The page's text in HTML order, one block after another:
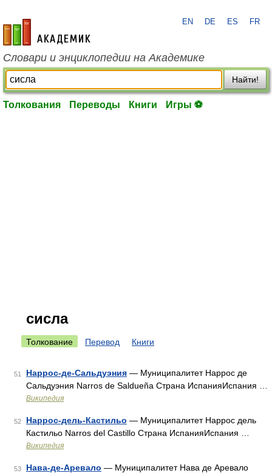
academic.ru
EN DE ES FR
Словари и энциклопедии на Академике
Найти!
Толкования Переводы Книги Игры ⚽
сисла
Толкование Перевод Книги
51 Наррос-де-Сальдуэния — Муниципалитет Наррос де
Сальдуэния Narros de Saldueña Страна ИспанияИспания …
Википедия
52 Наррос-дель-Кастильо — Муниципалитет Наррос дель
Кастильо Narros del Castillo Страна ИспанияИспания …
Википедия
53 Нава-де-Аревало — Муниципалитет Нава де Аревало